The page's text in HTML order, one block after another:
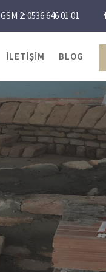
GSM 2: 0536 646 01 01
İLETIŞIM BLOG